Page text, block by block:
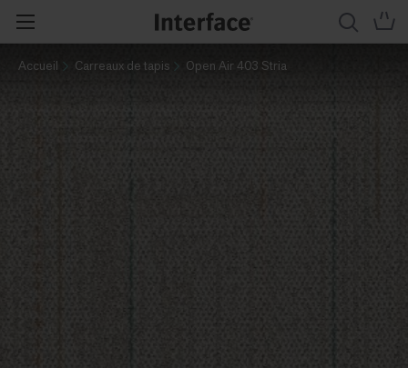
Accueil Carreaux de tapis Open Air 403 Stria